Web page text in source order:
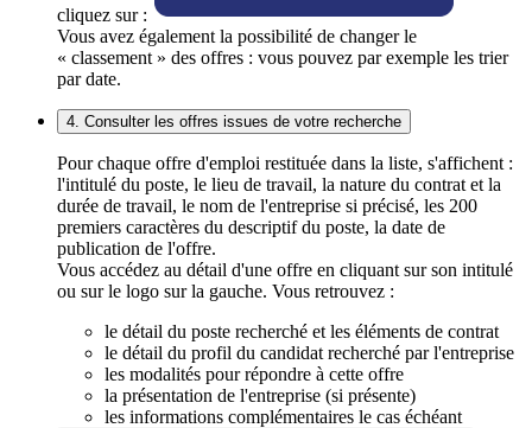
cliquez sur :
Vous avez également la possibilité de changer le
« classement » des offres : vous pouvez par exemple les trier
par date.
4. Consulter les offres issues de votre recherche
Pour chaque offre d'emploi restituée dans la liste, s'affichent :
l'intitulé du poste, le lieu de travail, la nature du contrat et la
durée de travail, le nom de l'entreprise si précisé, les 200
premiers caractères du descriptif du poste, la date de
publication de l'offre.
Vous accédez au détail d'une offre en cliquant sur son intitulé
ou sur le logo sur la gauche. Vous retrouvez :
le détail du poste recherché et les éléments de contrat
le détail du profil du candidat recherché par l'entreprise
les modalités pour répondre à cette offre
la présentation de l'entreprise (si présente)
les informations complémentaires le cas échéant